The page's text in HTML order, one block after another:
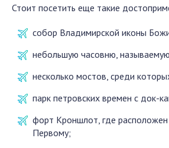
Стоит посетить еще такие
собор Владимирской иконы
небольшую часовню,
несколько мостов, среди
парк петровских времен с док-
форт Кроншлот, где
Первому;